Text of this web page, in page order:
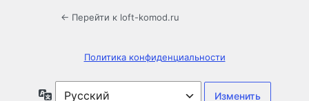
← Перейти к loft-komod.ru
Политика конфиденциальности
Язык